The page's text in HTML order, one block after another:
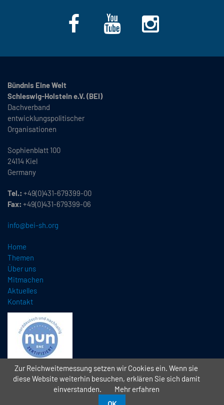
Bündnis Eine Welt
Schleswig-Holstein e.V. (BEI)
Dachverband
entwicklungspolitischer
Organisationen
Sophienblatt 100
24114 Kiel
Germany
Tel.: +49(0)431-679399-00
Fax: +49(0)431-679399-06
info@bei-sh.org
Home
Themen
Über uns
Mitmachen
Aktuelles
Kontakt
2026 // Bündnis Eine Welt Schleswig-Holstein e.V. (BEI)
Datenschutz
Zur Reichweitemessung setzen wir Cookies ein. Wenn sie
diese Website weiterhin besuchen, erklären Sie sich damit
einverstanden.
Mehr erfahren